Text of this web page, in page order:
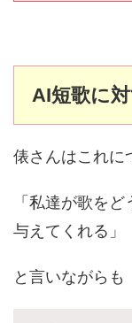
AI短歌に
俵さんはこれに
「私達が歌を
与えてくれる」
と言いながらも